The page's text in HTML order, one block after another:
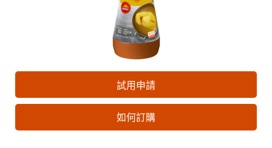
試用申請
如何訂購